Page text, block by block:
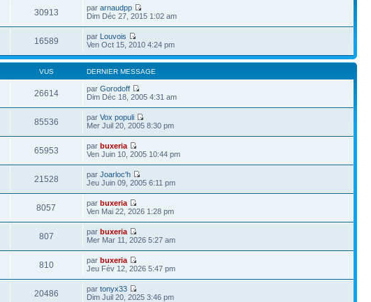
30913 pararnaudpp
Dim Déc 27, 2015 1:02 am
16589 par Louvois
Ven Oct 15, 2010 4:24 pm
VUS DERNIER MESSAGE
26614 parGorodoff
Dim Déc 18, 2005 4:31 am
85536 parVox populi
Mer Juil 20, 2005 8:30 pm
65953 parbuxeria
Ven Juin 10, 2005 10:44 pm
21528 parJoarloc'h
Jeu Juin 09, 2005 6:11 pm
8057 parbuxeria
Ven Mai 22, 2026 1:28 pm
807 parbuxeria
Mer Mar 11, 2026 5:27 am
810 parbuxeria
Jeu Fév 12, 2026 5:47 pm
20486 partonyx33
Dim Juil 20, 2025 3:46 pm